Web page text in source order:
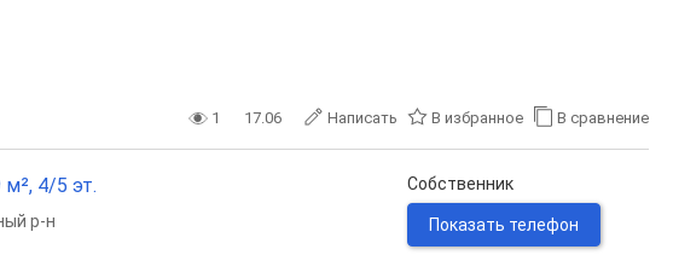
1 17.06 Написать В избранное В сравнение
4/5 эт.
р-н
Собственник
Показать телефон